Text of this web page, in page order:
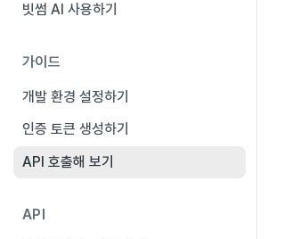
빗썸 AI 사용하기
가이드
개발 환경 설정하기
인증 토큰 생성하기
API 호출해 보기
API